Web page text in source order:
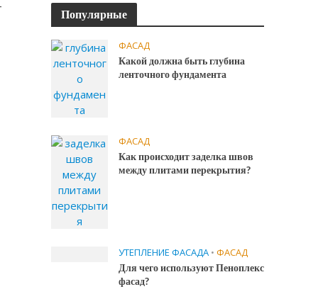
Популярные
ФАСАД
Какой должна быть глубина
ленточного фундамента
ФАСАД
Как происходит заделка швов
между плитами перекрытия?
УТЕПЛЕНИЕ ФАСАДА • ФАСАД
Для чего используют Пеноплекс
фасад?